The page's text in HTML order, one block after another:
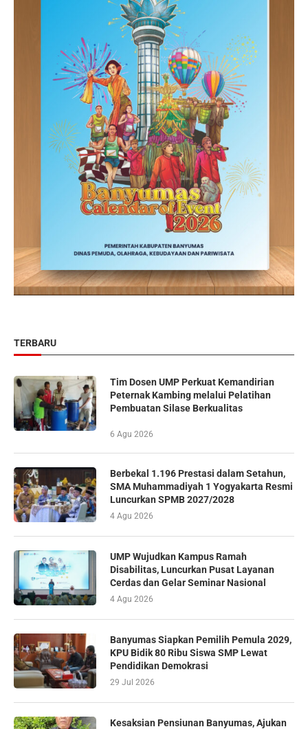
TERBARU
Tim Dosen UMP Perkuat Kemandirian
Peternak Kambing melalui Pelatihan
Pembuatan Silase Berkualitas
6 Agu 2026
Berbekal 1.196 Prestasi dalam Setahun,
SMA Muhammadiyah 1 Yogyakarta Resmi
Luncurkan SPMB 2027/2028
4 Agu 2026
UMP Wujudkan Kampus Ramah
Disabilitas, Luncurkan Pusat Layanan
Cerdas dan Gelar Seminar Nasional
4 Agu 2026
Banyumas Siapkan Pemilih Pemula 2029,
KPU Bidik 80 Ribu Siswa SMP Lewat
Pendidikan Demokrasi
29 Jul 2026
Kesaksian Pensiunan Banyumas, Ajukan